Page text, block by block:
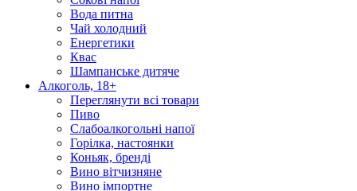
Вода питна
Чай холодний
Енергетики
Квас
Шампанське дитяче
Алкоголь, 18+
Переглянути всі товари
Пиво
Слабоалкогольні напої
Горілка, настоянки
Коньяк, бренді
Вино вітчизняне
Вино імпортне